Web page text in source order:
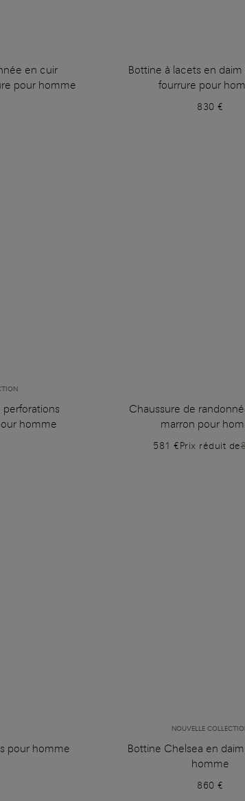
en cuir
pour homme
Bottine à lacets en
fourrure pour
830 €
homme
Chaussure de
marron pour
581 €Prix réduit de
pour homme
NOUVELLE
Bottine Chelsea en
homme
860 €